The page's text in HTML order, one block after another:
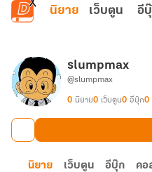
ข้ามไปยังเนื้อหาหลัก
นิยาย เว็บตูน อี
slumpmax
@slumpmax
0 นิยาย0 เว็บตูน0 อีบุ๊ก0
นิยาย เว็บตูน อีบุ๊ก คอ